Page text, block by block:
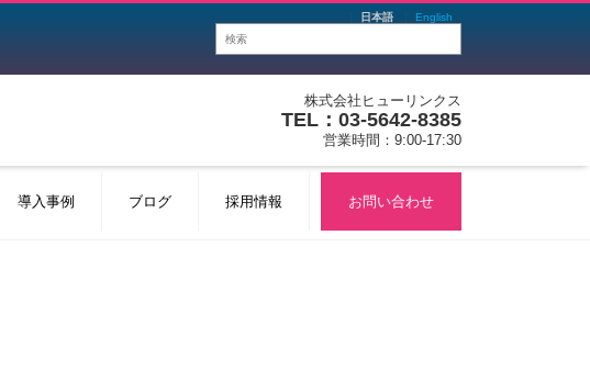
日本語 English
株式会社ヒューリンクス
TEL：03-5642-8385
営業時間：9:00-17:30
導入事例 ブログ 採用情報 お問い合わせ